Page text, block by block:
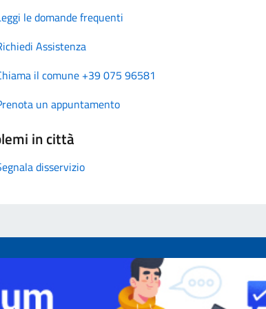
le domande frequenti
Assistenza
il comune +39 075 96581
un appuntamento
in città
disservizio